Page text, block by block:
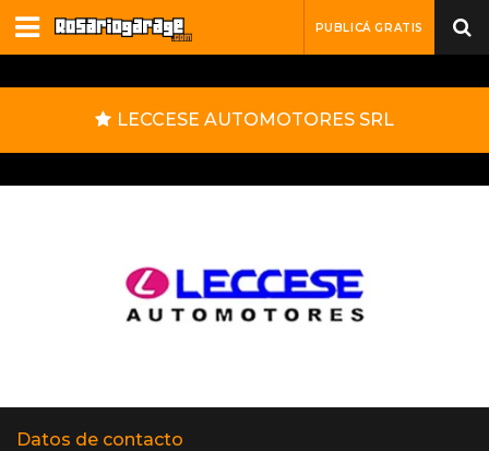
PUBLICÁ GRATIS
LECCESE AUTOMOTORES SRL
Datos de contacto